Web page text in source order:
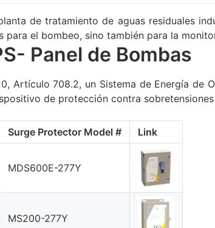
de tratamiento de aguas residuales
el bombeo, sino también para la
Panel de Bombas
Artículo 708.2, un Sistema de Energía de
de protección contra
Surge Protector Model # Link
MDS600E-277Y
MS200-277Y